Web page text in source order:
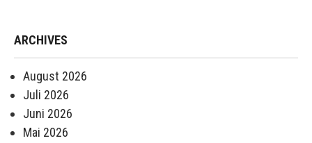
ARCHIVES
August 2026
Juli 2026
Juni 2026
Mai 2026